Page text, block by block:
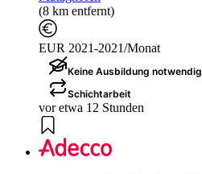
(8 km entfernt)
EUR 2021-2021/Monat
Keine Ausbildung notwendig
Schichtarbeit
vor etwa 12 Stunden